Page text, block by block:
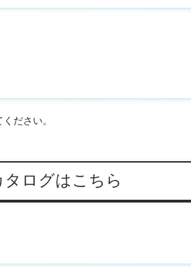
ださい。
ログはこちら